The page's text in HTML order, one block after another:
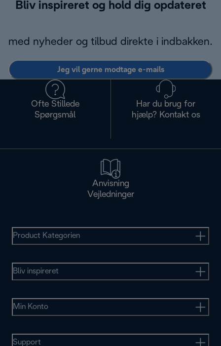
Bliv inspireret og hold dig opdateret
med nyheder og tilbud direkte i indbakken.
Jeg vil gerne modtage e-mails
Ofte Stillede
Spørgsmål
Har du brug for
hjælp? Kontakt os
Anvisning
Vejledninger
Product Kategorien
Bliv inspireret
Min Konto
Support